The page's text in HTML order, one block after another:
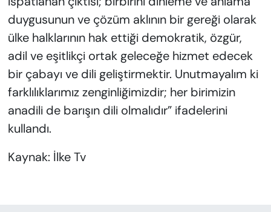
duygusunun ve çözüm aklının bir gereği olarak
ülke halklarının hak ettiği demokratik, özgür,
adil ve eşitlikçi ortak geleceğe hizmet edecek
bir çabayı ve dili geliştirmektir. Unutmayalım ki
farklılıklarımız zenginliğimizdir; her birimizin
anadili de barışın dili olmalıdır” ifadelerini
kullandı.
Kaynak: İlke Tv